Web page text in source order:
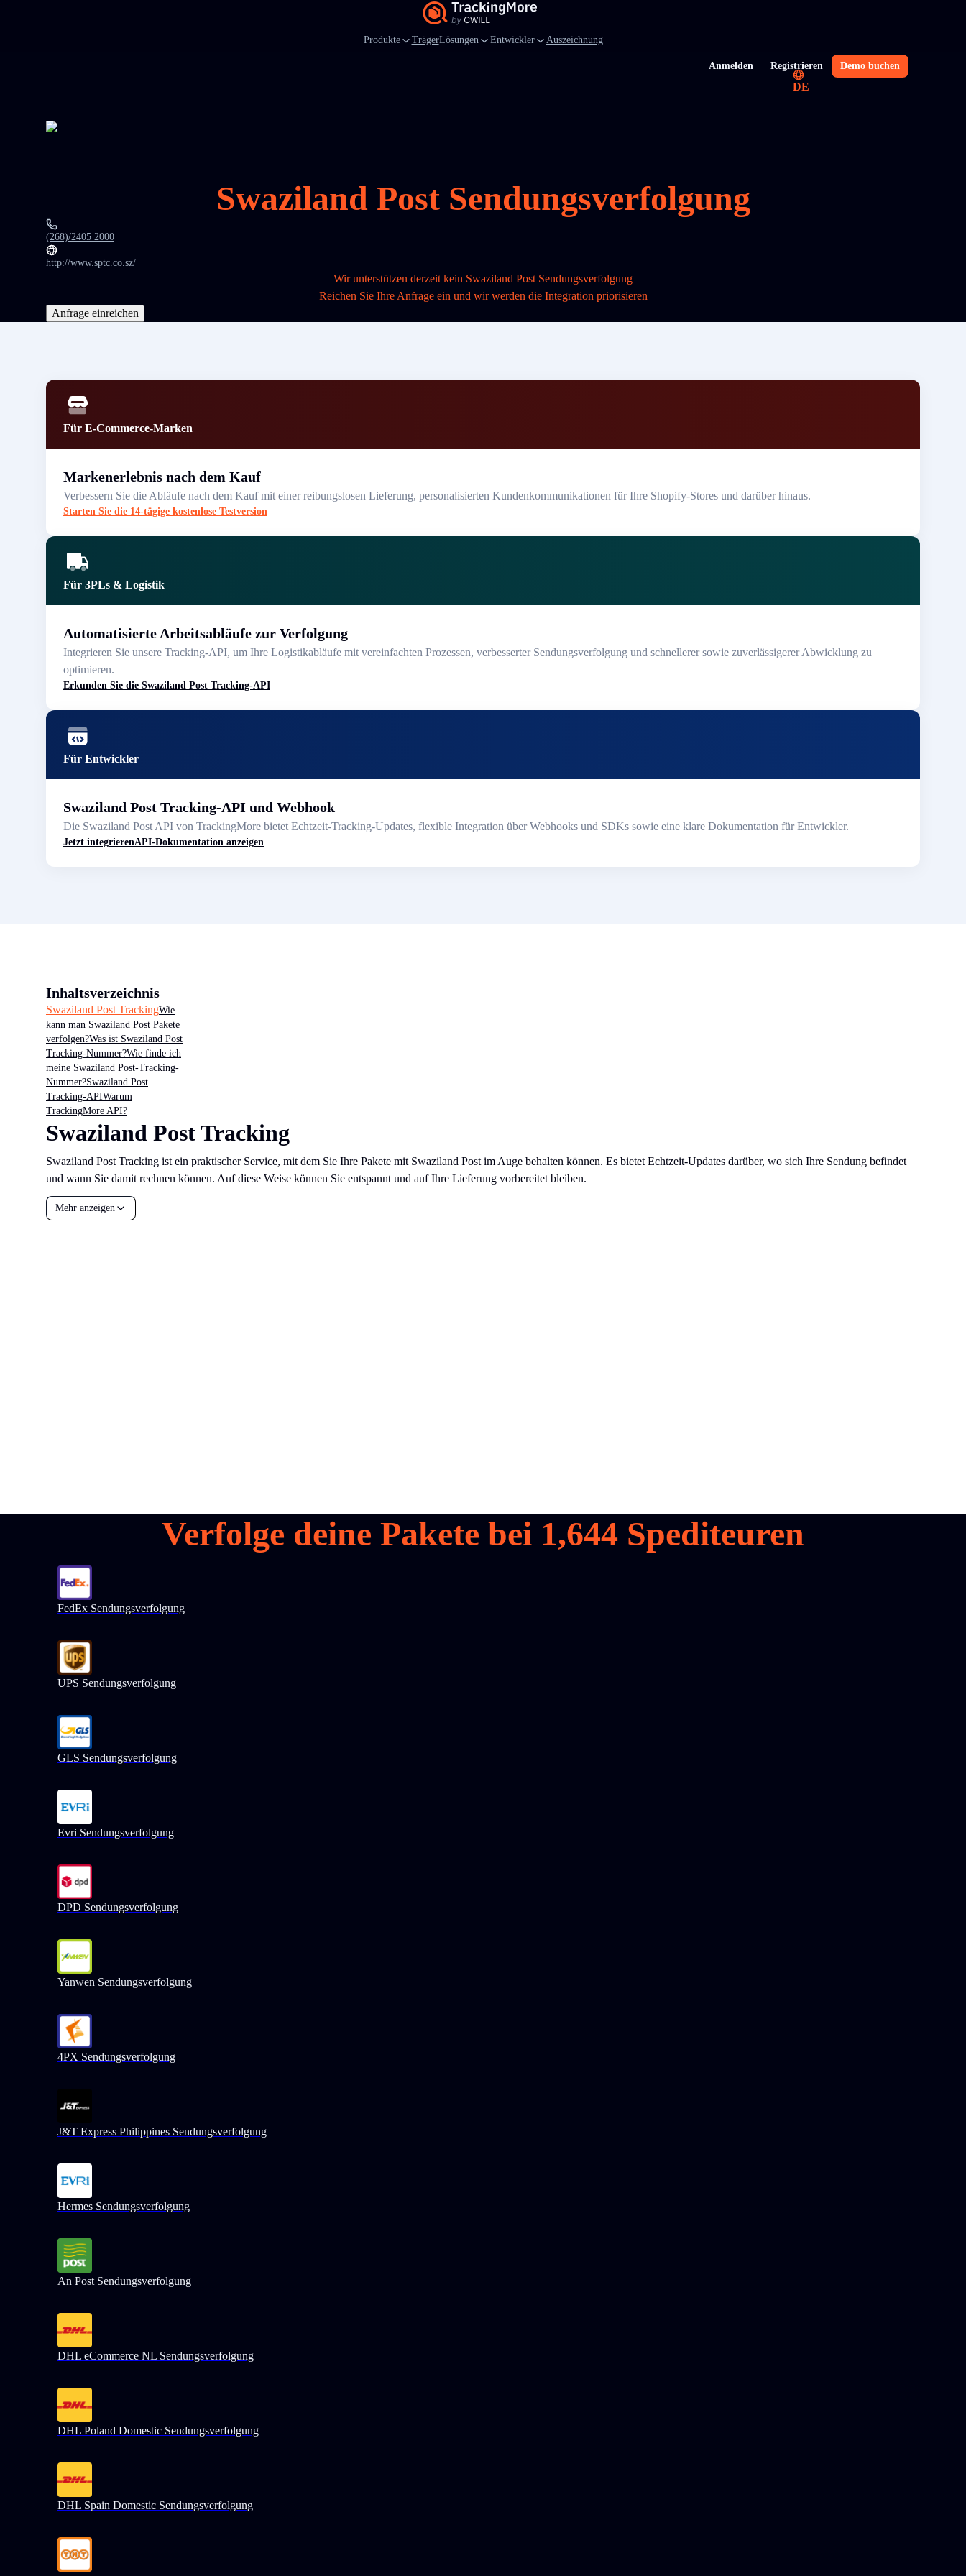
Produkte TrägerLösungen Entwickler Auszeichnung
Anmelden Registrieren Demo buchen
DE
Swaziland Post Sendungsverfolgung
(268)/2405 2000
http://www.sptc.co.sz/
Wir unterstützen derzeit kein Swaziland Post Sendungsverfolgung
Reichen Sie Ihre Anfrage ein und wir werden die Integration priorisieren
Anfrage einreichen
Für E-Commerce-Marken
Markenerlebnis nach dem Kauf
Verbessern Sie die Abläufe nach dem Kauf mit einer reibungslosen Lieferung, personalisierten Kundenkommunikationen für Ihre Shopify-Stores und darüber hinaus.
Starten Sie die 14-tägige kostenlose Testversion
Für 3PLs & Logistik
Automatisierte Arbeitsabläufe zur Verfolgung
Integrieren Sie unsere Tracking-API, um Ihre Logistikabläufe mit vereinfachten Prozessen, verbesserter Sendungsverfolgung und schnellerer sowie zuverlässigerer Abwicklung zu
optimieren.
Erkunden Sie die Swaziland Post Tracking-API
Für Entwickler
Swaziland Post Tracking-API und Webhook
Die Swaziland Post API von TrackingMore bietet Echtzeit-Tracking-Updates, flexible Integration über Webhooks und SDKs sowie eine klare Dokumentation für Entwickler.
Jetzt integrierenAPI-Dokumentation anzeigen
Inhaltsverzeichnis
Swaziland Post TrackingWie
kann man Swaziland Post Pakete
verfolgen?Was ist Swaziland Post
Tracking-Nummer?Wie finde ich
meine Swaziland Post-Tracking-
Nummer?Swaziland Post
Tracking-APIWarum
TrackingMore API?
Swaziland Post Tracking
Swaziland Post Tracking ist ein praktischer Service, mit dem Sie Ihre Pakete mit Swaziland Post im Auge behalten können. Es bietet Echtzeit-Updates darüber, wo sich Ihre Sendung befindet
und wann Sie damit rechnen können. Auf diese Weise können Sie entspannt und auf Ihre Lieferung vorbereitet bleiben.
Mehr anzeigen
Verfolge deine Pakete bei 1,644 Spediteuren
FedEx Sendungsverfolgung
UPS Sendungsverfolgung
GLS Sendungsverfolgung
Evri Sendungsverfolgung
DPD Sendungsverfolgung
Yanwen Sendungsverfolgung
4PX Sendungsverfolgung
J&T Express Philippines Sendungsverfolgung
Hermes Sendungsverfolgung
An Post Sendungsverfolgung
DHL eCommerce NL Sendungsverfolgung
DHL Poland Domestic Sendungsverfolgung
DHL Spain Domestic Sendungsverfolgung